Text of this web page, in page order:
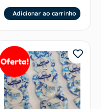
Adicionar ao carrinho
Oferta!